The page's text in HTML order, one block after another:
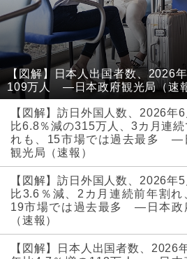
【図解】日本人出国者数、2026
109万人 ―日本政府観光局（速
【図解】訪日外国人数、2026年
比6.8％減の315万人、3カ月連続
れも、15市場では過去最多 ―
観光局（速報）
【図解】訪日外国人数、2026年
比3.6％減、2カ月連続前年割れ
19市場では過去最多 ―日本政
（速報）
【図解】日本人出国者数、2026